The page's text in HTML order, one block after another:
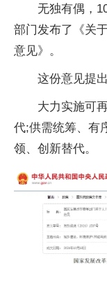
无独有偶，
部门发布了《关
意见》。
这份意见提出
大力实施可
代;供需统筹、有
领、创新替代。